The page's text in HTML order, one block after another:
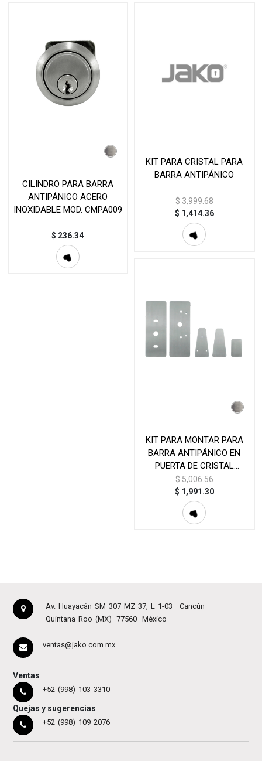
CILINDRO PARA BARRA
ANTIPÁNICO ACERO
INOXIDABLE MOD. CMPA009
$ 236.34
KIT PARA CRISTAL PARA
BARRA ANTIPÁNICO
$3,999.68
$ 1,414.36
KIT PARA MONTAR PARA
BARRA ANTIPÁNICO EN
PUERTA DE CRISTAL
TEMPLADO
MOD.KITCMP006
$5,006.56
$ 1,991.30
Av. Huayacán SM 307 MZ 37, L 1-03
Cancún
Quintana Roo (MX)
77560 México
ventas@jako.com.mx
Ventas
+52 (998) 103 3310
Quejas y sugerencias
+52 (998) 109 2076